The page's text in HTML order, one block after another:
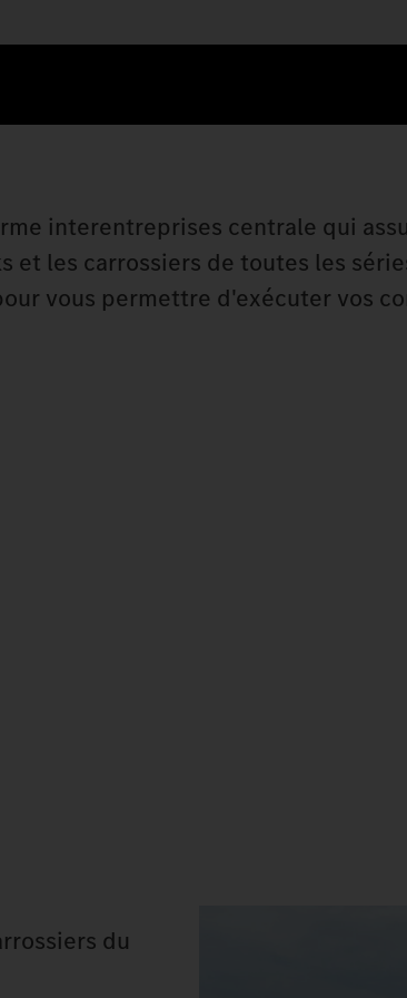
interentreprises centrale qui
et les carrossiers de toutes les
vous permettre d'exécuter vos
du